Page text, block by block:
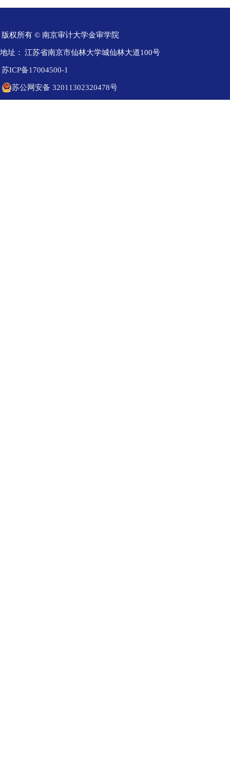
版权所有 © 南京审计大学金审学院
地址： 江苏省南京市仙林大学城仙林大道100号
苏ICP备17004500-1
苏公网安备 32011302320478号